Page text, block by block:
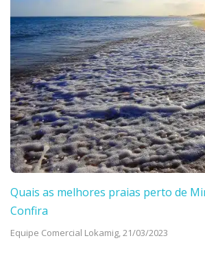
Quais as melhores praias perto de
Confira
Equipe Comercial Lokamig,21/03/2023